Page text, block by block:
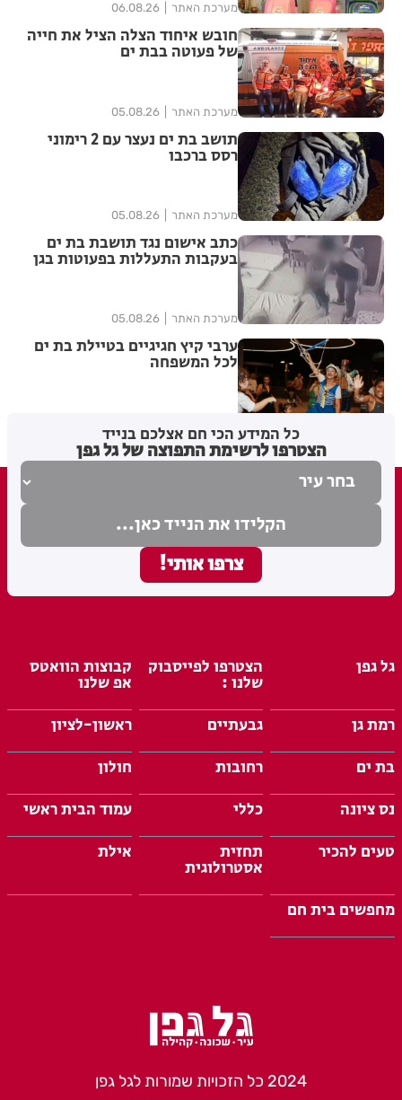
מערכת האתר 06.08.26
חובש איחוד הצלה הציל את חייה
של פעוטה בבת ים
מערכת האתר 05.08.26
תושב בת ים נעצר עם 2 רימוני
רסס ברכבו
מערכת האתר 05.08.26
כתב אישום נגד תושבת בת ים
בעקבות התעללות בפעוטות בגן
מערכת האתר 05.08.26
ערבי קיץ חגיגיים בטיילת בת ים
לכל המשפחה
כל המידע הכי חם אצלכם בנייד
הצטרפו לרשימת התפוצה של גל גפן
גל גפן הצטרפו לפייסבוק
שלנו :
קבוצות הוואטס
אפ שלנו
רמת גן
גבעתיים
ראשון-לציון
בת ים
רחובות
חולון
נס ציונה
כללי
עמוד הבית ראשי
טעים להכיר
תחזית
אסטרולוגית
אילת
מחפשים בית חם
2024 כל הזכויות שמורות לגל גפן